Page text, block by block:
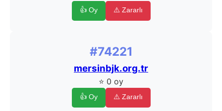
👍 Oy ⚠️ Zararlı
#74221
mersinbjk.org.tr
⭐ 0 oy
👍 Oy ⚠️ Zararlı